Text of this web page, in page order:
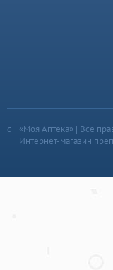
«Моя Аптека» | Все
Интернет-магазин